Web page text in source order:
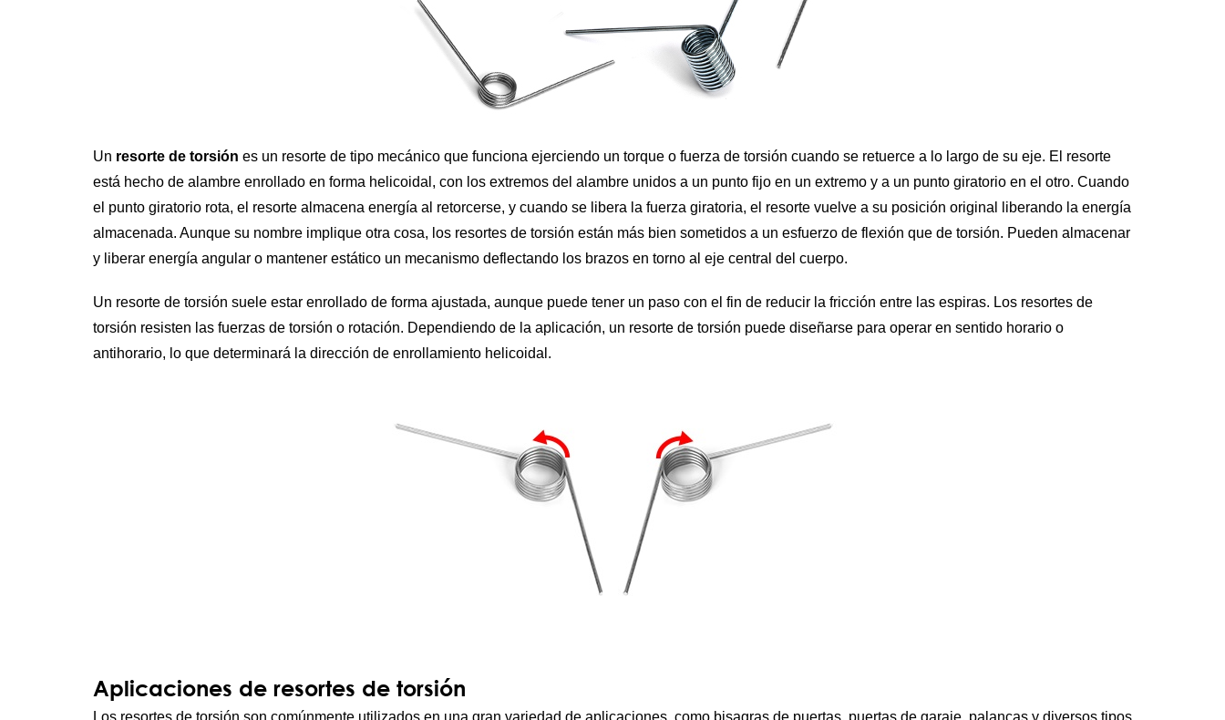
Un resorte de torsión es un resorte de tipo mecánico que funciona ejerciendo un torque o fuerza de torsión cuando se retuerce a lo largo de su eje. El resorte
está hecho de alambre enrollado en forma helicoidal, con los extremos del alambre unidos a un punto fijo en un extremo y a un punto giratorio en el otro. Cuando
el punto giratorio rota, el resorte almacena energía al retorcerse, y cuando se libera la fuerza giratoria, el resorte vuelve a su posición original liberando la energía
almacenada. Aunque su nombre implique otra cosa, los resortes de torsión están más bien sometidos a un esfuerzo de flexión que de torsión. Pueden almacenar
y liberar energía angular o mantener estático un mecanismo deflectando los brazos en torno al eje central del cuerpo.
Un resorte de torsión suele estar enrollado de forma ajustada, aunque puede tener un paso con el fin de reducir la fricción entre las espiras. Los resortes de
torsión resisten las fuerzas de torsión o rotación. Dependiendo de la aplicación, un resorte de torsión puede diseñarse para operar en sentido horario o
antihorario, lo que determinará la dirección de enrollamiento helicoidal.
Aplicaciones de resortes de torsión
Los resortes de torsión son comúnmente utilizados en una gran variedad de aplicaciones, como bisagras de puertas, puertas de garaje, palancas y diversos tipos